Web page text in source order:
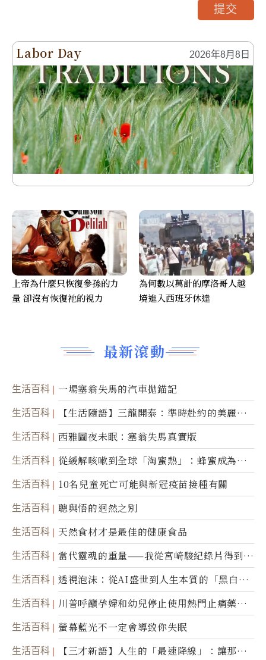
Labor Day 2026年8月8日
最新滾動
生活百科 一場塞翁失馬的汽車拋錨記
生活百科
【生活隨語】三龍開泰：準時赴約的美麗震
撼
生活百科 西雅圖夜未眠：塞翁失馬真實版
生活百科
從緩解咳嗽到全球「淘蜜熱」：蜂蜜成為健
康產業前沿商品
生活百科 10名兒童死亡可能與新冠疫苗接種有關
生活百科 聰與悟的迥然之別
生活百科 天然食材才是最佳的健康食品
生活百科
當代靈魂的重量——我從宮崎駿紀錄片得到的
省思
生活百科
透視泡沫：從AI盛世到人生本質的「黑白一
瞬」
生活百科
川普呼籲孕婦和幼兒停止使用熱門止痛藥泰
諾
生活百科 螢幕藍光不一定會導致你失眠
生活百科
【三才新語】人生的「最速降線」：讓那道
提交
上帝為什麼只恢復參孫的力
量 卻沒有恢復祂的視力
為何數以萬計的摩洛哥人越
境進入西班牙休達